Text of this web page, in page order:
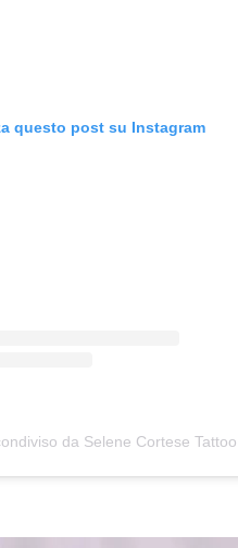
questo post su Instagram